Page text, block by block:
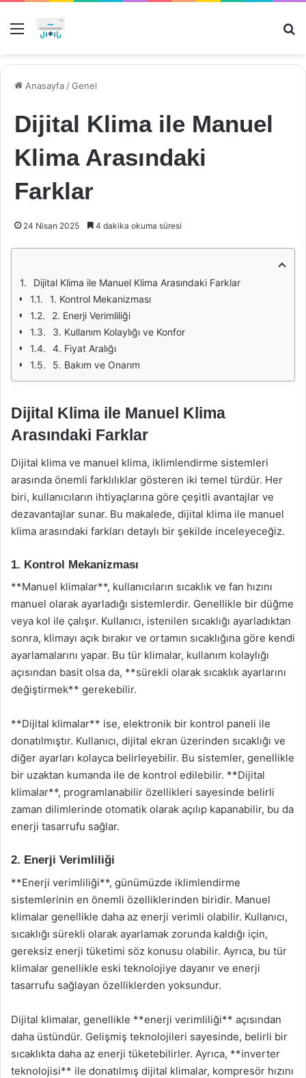
Menü
Anasayfa /Genel
Dijital Klima ile Manuel
Klima Arasındaki
Farklar
24 Nisan 2025 4 dakika okuma süresi
Dijital Klima ile Manuel Klima Arasındaki Farklar
1. Kontrol Mekanizması
2. Enerji Verimliliği
3. Kullanım Kolaylığı ve Konfor
4. Fiyat Aralığı
5. Bakım ve Onarım
Dijital Klima ile Manuel Klima
Arasındaki Farklar
Dijital klima ve manuel klima, iklimlendirme sistemleri
arasında önemli farklılıklar gösteren iki temel türdür. Her
biri, kullanıcıların ihtiyaçlarına göre çeşitli avantajlar ve
dezavantajlar sunar. Bu makalede, dijital klima ile manuel
klima arasındaki farkları detaylı bir şekilde inceleyeceğiz.
1. Kontrol Mekanizması
**Manuel klimalar**, kullanıcıların sıcaklık ve fan hızını
manuel olarak ayarladığı sistemlerdir. Genellikle bir düğme
veya kol ile çalışır. Kullanıcı, istenilen sıcaklığı ayarladıktan
sonra, klimayı açık bırakır ve ortamın sıcaklığına göre kendi
ayarlamalarını yapar. Bu tür klimalar, kullanım kolaylığı
açısından basit olsa da, **sürekli olarak sıcaklık ayarlarını
değiştirmek** gerekebilir.
**Dijital klimalar** ise, elektronik bir kontrol paneli ile
donatılmıştır. Kullanıcı, dijital ekran üzerinden sıcaklığı ve
diğer ayarları kolayca belirleyebilir. Bu sistemler, genellikle
bir uzaktan kumanda ile de kontrol edilebilir. **Dijital
klimalar**, programlanabilir özellikleri sayesinde belirli
zaman dilimlerinde otomatik olarak açılıp kapanabilir, bu da
enerji tasarrufu sağlar.
2. Enerji Verimliliği
**Enerji verimliliği**, günümüzde iklimlendirme
sistemlerinin en önemli özelliklerinden biridir. Manuel
klimalar genellikle daha az enerji verimli olabilir. Kullanıcı,
sıcaklığı sürekli olarak ayarlamak zorunda kaldığı için,
gereksiz enerji tüketimi söz konusu olabilir. Ayrıca, bu tür
klimalar genellikle eski teknolojiye dayanır ve enerji
tasarrufu sağlayan özelliklerden yoksundur.
Dijital klimalar, genellikle **enerji verimliliği** açısından
daha üstündür. Gelişmiş teknolojileri sayesinde, belirli bir
sıcaklıkta daha az enerji tüketebilirler. Ayrıca, **inverter
teknolojisi** ile donatılmış dijital klimalar, kompresör hızını